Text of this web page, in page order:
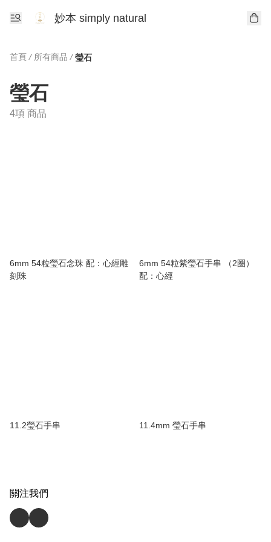
妙本 simply natural
首頁 / 所有商品 / 瑩石
瑩石
4項 商品
6mm 54粒瑩石念珠 配：心經雕
刻珠
6mm 54粒紫瑩石手串 （2圈）
配：心經
11.2瑩石手串 11.4mm 瑩石手串
關注我們